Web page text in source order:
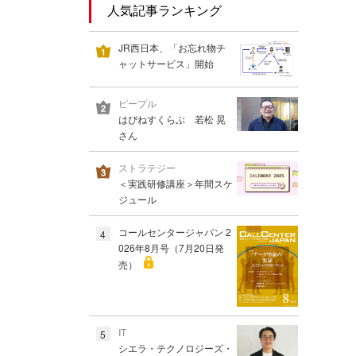
人気記事ランキング
JR西日本、「お忘れ物チ
ャットサービス」開始
ピープル
はぴねすくらぶ 若松 晃
さん
ストラテジー
＜実践研修講座＞年間スケ
ジュール
4
コールセンタージャパン 2
026年8月号（7月20日発
売）
5
IT
シエラ・テクノロジーズ・